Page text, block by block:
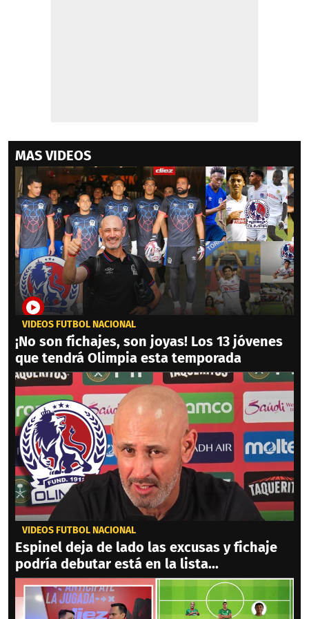
MAS VIDEOS
VIDEOS FÚTBOL NACIONAL
¡No son fichajes, son joyas! Los 13 jóvenes
que tendrá Olimpia esta temporada
VIDEOS FÚTBOL NACIONAL
Espinel deja de lado las excusas y fichaje
podría debutar está en la lista...